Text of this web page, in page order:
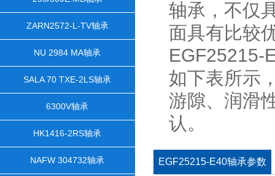
ZARN2572-L-TV轴承
NU 2984 MA轴承
SALA 70 TXE-2LS轴承
6300V轴承
HK1416-2RS轴承
NAFW 304732轴承
轴承，不仅
面具有比较
EGF25215-
如下表所示
游隙、润滑
认。
EGF25215-E40轴承参数